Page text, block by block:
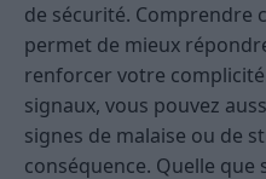
de sécurité. Comprendre
permet de mieux
renforcer votre
signaux, vous pouvez
signes de malaise ou de
conséquence. Quelle que